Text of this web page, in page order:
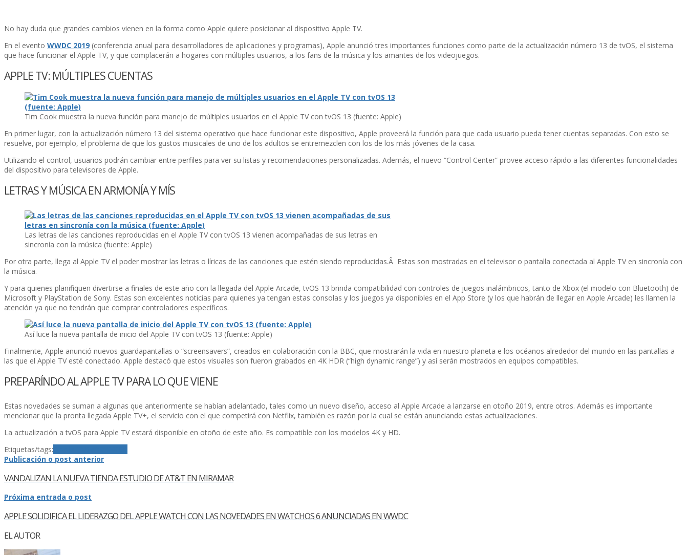
No hay duda que grandes cambios vienen en la forma como Apple quiere posicionar al dispositivo Apple TV.
En el evento WWDC 2019 (conferencia anual para desarrolladores de aplicaciones y programas), Apple anunció tres importantes funciones como parte de la actualización número 13 de tvOS, el sistema
que hace funcionar el Apple TV, y que complacerán a hogares con múltiples usuarios, a los fans de la música y los amantes de los videojuegos.
APPLE TV: MÚLTIPLES CUENTAS
Tim Cook muestra la nueva función para manejo de múltiples usuarios en el Apple TV con tvOS 13 (fuente: Apple)
En primer lugar, con la actualización número 13 del sistema operativo que hace funcionar este dispositivo, Apple proveerá la función para que cada usuario pueda tener cuentas separadas. Con esto se
resuelve, por ejemplo, el problema de que los gustos musicales de uno de los adultos se entremezclen con los de los más jóvenes de la casa.
Utilizando el control, usuarios podrán cambiar entre perfiles para ver su listas y recomendaciones personalizadas. Además, el nuevo “Control Center” provee acceso rápido a las diferentes funcionalidades
del dispositivo para televisores de Apple.
LETRAS Y MÚSICA EN ARMONÍA Y MÍS
Las letras de las canciones reproducidas en el Apple TV con tvOS 13 vienen acompañadas de sus letras en
sincroní­a con la música (fuente: Apple)
Por otra parte, llega al Apple TV el poder mostrar las letras o lí­ricas de las canciones que estén siendo reproducidas.Â Estas son mostradas en el televisor o pantalla conectada al Apple TV en sincroní­a con
la música.
Y para quienes planifiquen divertirse a finales de este año con la llegada del Apple Arcade, tvOS 13 brinda compatibilidad con controles de juegos inalámbricos, tanto de Xbox (el modelo con Bluetooth) de
Microsoft y PlayStation de Sony. Estas son excelentes noticias para quienes ya tengan estas consolas y los juegos ya disponibles en el App Store (y los que habrán de llegar en Apple Arcade) les llamen la
atención ya que no tendrán que comprar controladores especí­ficos.
Así­ luce la nueva pantalla de inicio del Apple TV con tvOS 13 (fuente: Apple)
Finalmente, Apple anunció nuevos guardapantallas o “screensavers”, creados en colaboración con la BBC, que mostrarán la vida en nuestro planeta e los océanos alrededor del mundo en las pantallas a
las que el Apple TV esté conectado. Apple destacó que estos visuales son fueron grabados en 4K HDR (“high dynamic range”) y así­ serán mostrados en equipos compatibles.
PREPARÍNDO AL APPLE TV PARA LO QUE VIENE
Estas novedades se suman a algunas que anteriormente se habí­an adelantado, tales como un nuevo diseño, acceso al Apple Arcade a lanzarse en otoño 2019, entre otros. Además es importante
mencionar que la pronta llegada Apple TV+, el servicio con el que competirá con Netflix, también es razón por la cual se están anunciando estas actualizaciones.
La actualización a tvOS para Apple TV estará disponible en otoño de este año. Es compatible con los modelos 4K y HD.
Etiquetas/tags:
Publicación o post anterior
VANDALIZAN LA NUEVA TIENDA ESTUDIO DE AT&T EN MIRAMAR
Próxima entrada o post
APPLE SOLIDIFICA EL LIDERAZGO DEL APPLE WATCH CON LAS NOVEDADES EN WATCHOS 6 ANUNCIADAS EN WWDC
EL AUTOR